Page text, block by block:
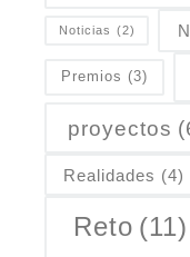
Noticias (2)
Premios (3)
proyectos
Realidades (4)
Reto (11)